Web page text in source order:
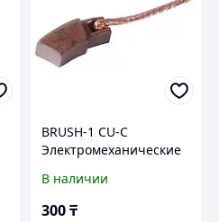
BRUSH-1 CU-C
Электромеханические
постоянного тока
В наличии
300₸